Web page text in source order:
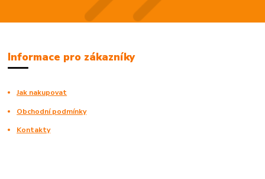
Informace pro zákazníky
Jak nakupovat
Obchodní podmínky
Kontakty